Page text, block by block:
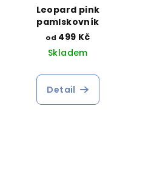
Leopard pink
pamlskovník
od 499 Kč
Skladem
Detail